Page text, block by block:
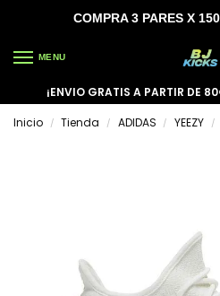
COMPRA 3 PARES X
MENU
¡ENVIO GRATIS A PARTIR DE
Inicio
/ Tienda / ADIDAS / YEEZY /